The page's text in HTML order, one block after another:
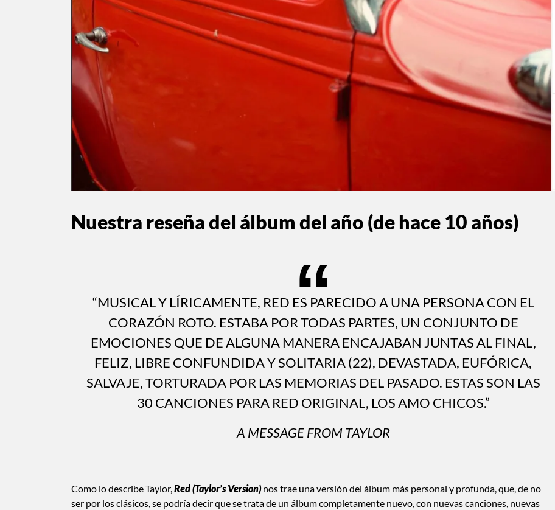
Nuestra reseña del álbum del año (de hace 10 años)
“MUSICAL Y LÍRICAMENTE, RED ES PARECIDO A UNA PERSONA CON EL
CORAZÓN ROTO. ESTABA POR TODAS PARTES, UN CONJUNTO DE
EMOCIONES QUE DE ALGUNA MANERA ENCAJABAN JUNTAS AL FINAL,
FELIZ, LIBRE CONFUNDIDA Y SOLITARIA (22), DEVASTADA, EUFÓRICA,
SALVAJE, TORTURADA POR LAS MEMORIAS DEL PASADO. ESTAS SON LAS
30 CANCIONES PARA RED ORIGINAL, LOS AMO CHICOS.”
A MESSAGE FROM TAYLOR
Como lo describe Taylor,Red (Taylor’s Version)nos trae una versión del álbum más personal y profunda, que, de no
ser por los clásicos, se podría decir que se trata de un álbum completamente nuevo, con nuevas canciones, nuevas